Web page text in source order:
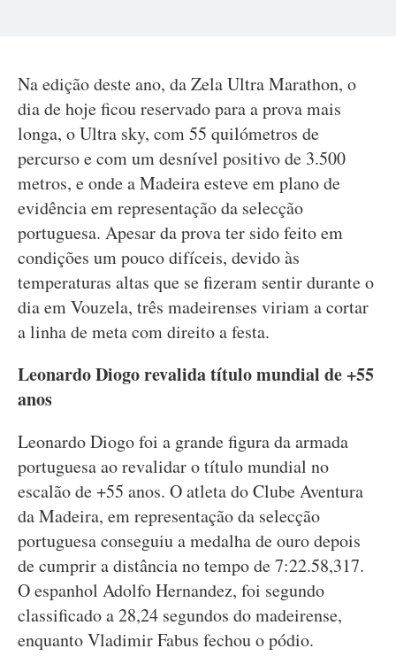
Na edição deste ano, da Zela Ultra Marathon, o
dia de hoje ficou reservado para a prova mais
longa, o Ultra sky, com 55 quilómetros de
percurso e com um desnível positivo de 3.500
metros, e onde a Madeira esteve em plano de
evidência em representação da selecção
portuguesa. Apesar da prova ter sido feito em
condições um pouco difíceis, devido às
temperaturas altas que se fizeram sentir durante o
dia em Vouzela, três madeirenses viriam a cortar
a linha de meta com direito a festa.
Leonardo Diogo revalida título mundial de +55
anos
Leonardo Diogo foi a grande figura da armada
portuguesa ao revalidar o título mundial no
escalão de +55 anos. O atleta do Clube Aventura
da Madeira, em representação da selecção
portuguesa conseguiu a medalha de ouro depois
de cumprir a distância no tempo de 7:22.58,317.
O espanhol Adolfo Hernandez, foi segundo
classificado a 28,24 segundos do madeirense,
enquanto Vladimir Fabus fechou o pódio.